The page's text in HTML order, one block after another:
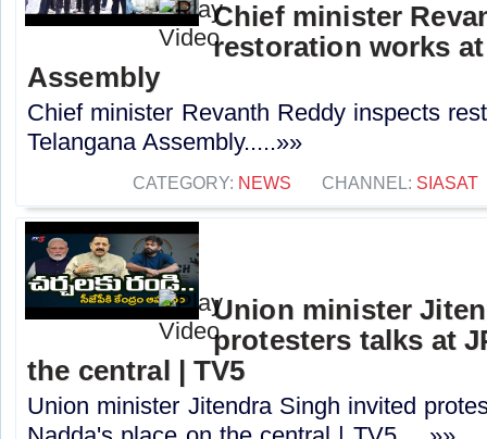
Chief minister
restoration works at
Assembly
Chief minister Revanth Reddy inspects
Telangana Assembly.....»»
CATEGORY: NEWS CHANNEL: SIASAT
Union minister
protesters talks at
the central | TV5
Union minister Jitendra Singh invited